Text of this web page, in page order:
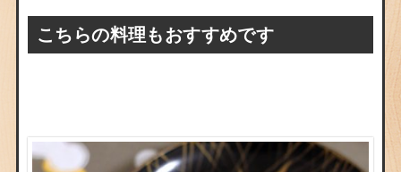
こちらの料理もおすすめです